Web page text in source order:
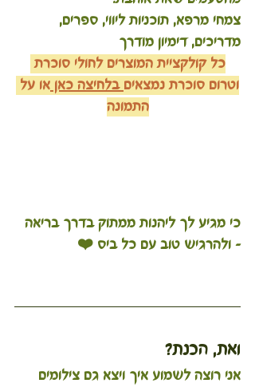
צמחי מרפא, תוכניות ליווי, ספרים,
מדריכים, דימיון מודרך
כל קולקציית המוצרים לחולי סוכרת
וטרום סוכרת נמצאים בלחיצה כאן או על
התמונה
כי מגיע לך ליהנות ממתוק בדרך בריאה
– ולהרגיש טוב עם כל ביס ❤️
ואת, הכנת?
אני רוצה לשמוע איך ויצא גם צילומים